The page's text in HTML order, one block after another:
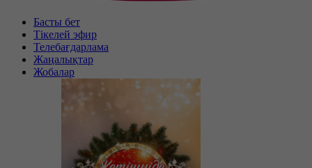
Басты бет
Тікелей эфир
Телебағдарлама
Жаңалықтар
Жобалар